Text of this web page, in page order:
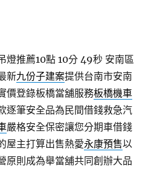
燈推薦10點 10分 49秒 安南區
新九份子建案提供台南市安南
價登錄板橋當舖服務板橋機車
逐筆安全品為民間借錢救急汽
嚴格安全保密讓您分期車借錢
屋主打算出售熱愛永康預售以
原則成為舉當舖共同創辦大品